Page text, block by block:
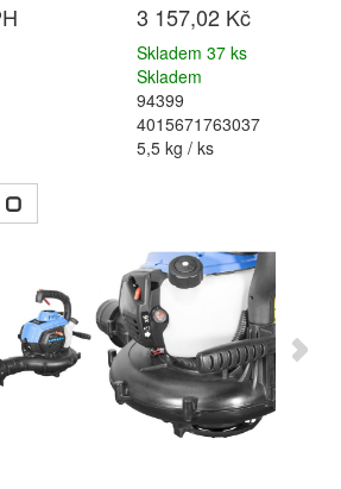
3 157,02 Kč
Skladem 37 ks
Skladem
94399
4015671763037
5,5 kg / ks